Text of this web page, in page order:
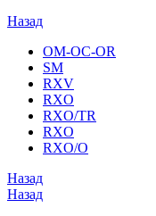
Назад
OM-OC-OR
SM
RXV
RXO
RXO/TR
RXO
RXO/O
Назад
Назад